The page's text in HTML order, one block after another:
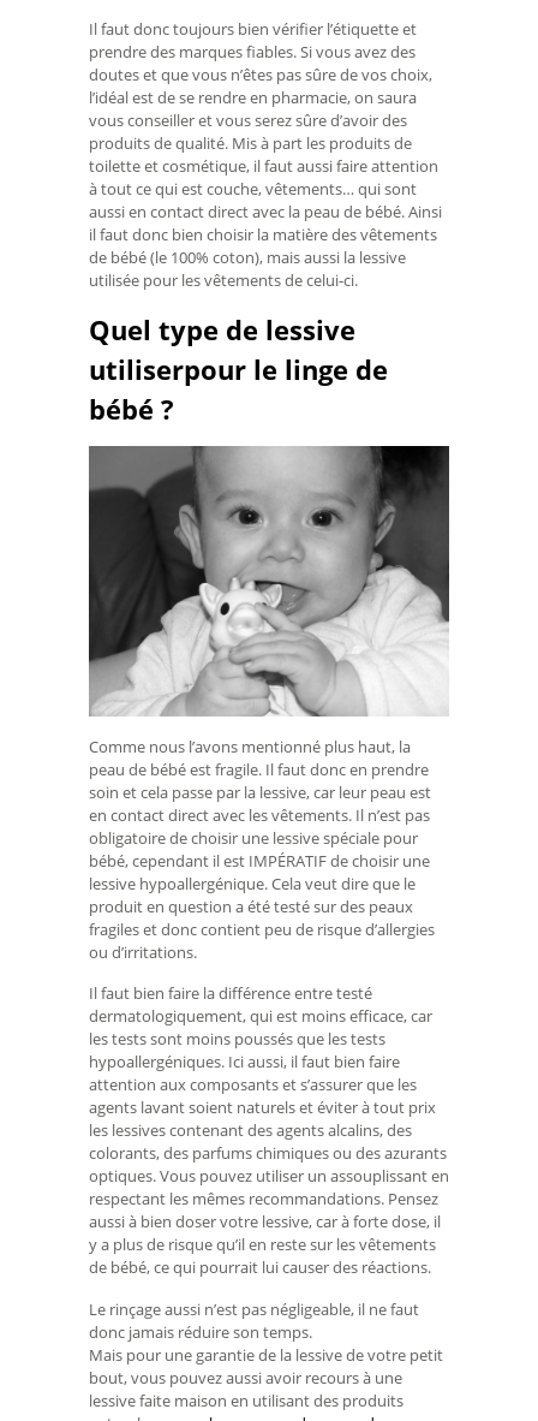
Il faut donc toujours bien vérifier l’étiquette et
prendre des marques fiables. Si vous avez des
doutes et que vous n’êtes pas sûre de vos choix,
l’idéal est de se rendre en pharmacie, on saura
vous conseiller et vous serez sûre d’avoir des
produits de qualité. Mis à part les produits de
toilette et cosmétique, il faut aussi faire attention
à tout ce qui est couche, vêtements… qui sont
aussi en contact direct avec la peau de bébé. Ainsi
il faut donc bien choisir la matière des vêtements
de bébé (le 100% coton), mais aussi la lessive
utilisée pour les vêtements de celui-ci.
Quel type de lessive
utiliserpour le linge de
bébé ?
Comme nous l’avons mentionné plus haut, la
peau de bébé est fragile. Il faut donc en prendre
soin et cela passe par la lessive, car leur peau est
en contact direct avec les vêtements. Il n’est pas
obligatoire de choisir une lessive spéciale pour
bébé, cependant il est IMPÉRATIF de choisir une
lessive hypoallergénique. Cela veut dire que le
produit en question a été testé sur des peaux
fragiles et donc contient peu de risque d’allergies
ou d’irritations.
Il faut bien faire la différence entre testé
dermatologiquement, qui est moins efficace, car
les tests sont moins poussés que les tests
hypoallergéniques. Ici aussi, il faut bien faire
attention aux composants et s’assurer que les
agents lavant soient naturels et éviter à tout prix
les lessives contenant des agents alcalins, des
colorants, des parfums chimiques ou des azurants
optiques. Vous pouvez utiliser un assouplissant en
respectant les mêmes recommandations. Pensez
aussi à bien doser votre lessive, car à forte dose, il
y a plus de risque qu’il en reste sur les vêtements
de bébé, ce qui pourrait lui causer des réactions.
Le rinçage aussi n’est pas négligeable, il ne faut
donc jamais réduire son temps.
Mais pour une garantie de la lessive de votre petit
bout, vous pouvez aussi avoir recours à une
lessive faite maison en utilisant des produits